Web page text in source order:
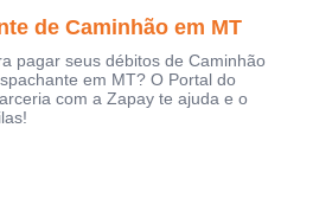
de Caminhão em MT
pagar seus débitos de Caminhão
em MT? O Portal do
com a Zapay te ajuda e o